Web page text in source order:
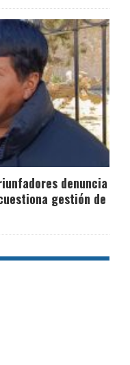
denuncia
gestión de